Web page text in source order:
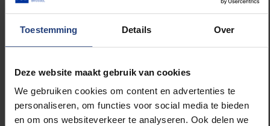
Toestemming Details Over
Deze website maakt gebruik van cookies
We gebruiken cookies om content en advertenties te
personaliseren, om functies voor social media te bieden
en om ons websiteverkeer te analyseren. Ook delen we
vele solidariteitsacties maakt het leven in quarantaine
agogische wetenschappenaan de VUB, boog zich
de afgelopen weken over de solidariteitsbewegingen
knack.be.